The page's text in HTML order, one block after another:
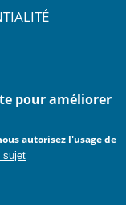
pour améliorer
autorisez l'usage de
sujet